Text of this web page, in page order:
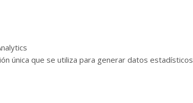
única que se utiliza para generar datos